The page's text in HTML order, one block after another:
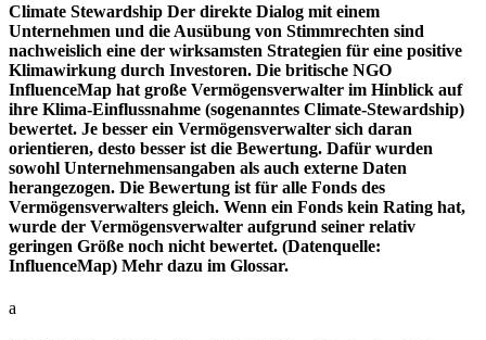
Climate Stewardship Der direkte Dialog mit einem
Unternehmen und die Ausübung von Stimmrechten sind
nachweislich eine der wirksamsten Strategien für eine positive
Klimawirkung durch Investoren. Die britische NGO
InfluenceMap hat große Vermögensverwalter im Hinblick auf
ihre Klima-Einflussnahme (sogenanntes Climate-Stewardship)
bewertet. Je besser ein Vermögensverwalter sich daran
orientieren, desto besser ist die Bewertung. Dafür wurden
sowohl Unternehmensangaben als auch externe Daten
herangezogen. Die Bewertung ist für alle Fonds des
Vermögensverwalters gleich. Wenn ein Fonds kein Rating hat,
wurde der Vermögensverwalter aufgrund seiner relativ
geringen Größe noch nicht bewertet. (Datenquelle:
InfluenceMap) Mehr dazu im Glossar.
a